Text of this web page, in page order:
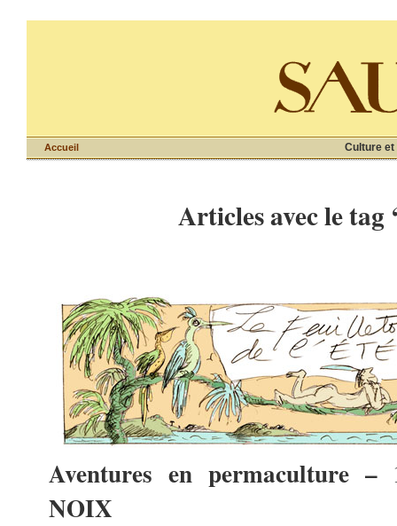
Culture et
Accueil
Articles avec le tag
Aventures en permaculture –
NOIX